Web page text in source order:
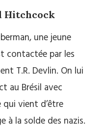
Hitchcock
une jeune
contactée par les
T.R. Devlin. On lui
au Brésil avec
qui vient d’être
à la solde des nazis.